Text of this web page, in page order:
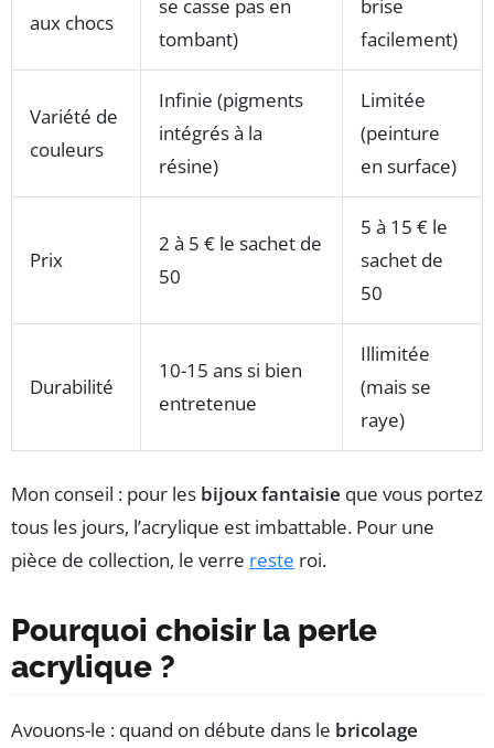
aux chocs
se casse pas en
tombant)
brise
facilement)
Variété de
couleurs
Infinie (pigments
intégrés à la
résine)
Limitée
(peinture
en surface)
Prix
2 à 5 € le sachet de
50
5 à 15 € le
sachet de
50
Durabilité
10-15 ans si bien
entretenue
Illimitée
(mais se
raye)
Mon conseil : pour les bijoux fantaisie que vous portez
tous les jours, l’acrylique est imbattable. Pour une
pièce de collection, le verre reste roi.
Pourquoi choisir la perle
acrylique ?
Avouons-le : quand on débute dans le bricolage